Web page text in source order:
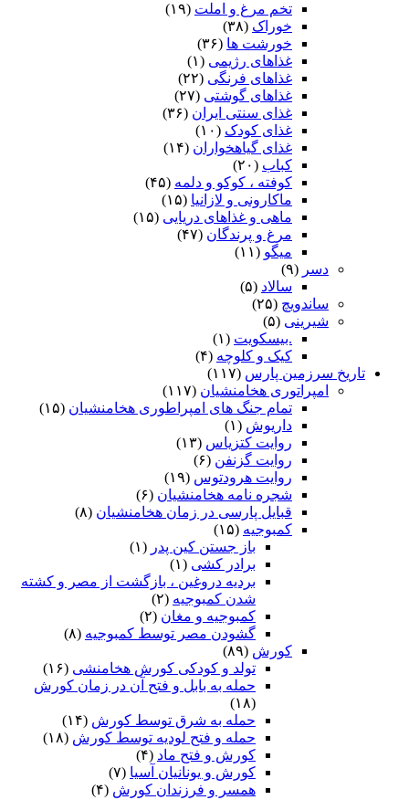
تخم مرغ و املت (۱۹)
خوراک (۳۸)
خورشت ها (۳۶)
غذاهای رژیمی (۱)
غذاهای فرنگی (۲۲)
غذاهای گوشتی (۲۷)
غذای سنتی ایران (۳۶)
غذای کودک (۱۰)
غذای گیاهخواران (۱۴)
کباب (۲۰)
کوفته ، کوکو و دلمه (۴۵)
ماکارونی و لازانیا (۱۵)
ماهی و غذاهای دریایی (۱۵)
مرغ و پرندگان (۴۷)
میگو (۱۱)
دسر (۹)
سالاد (۵)
ساندویچ (۲۵)
شیرینی (۵)
.بیسکویت (۱)
کیک و کلوچه (۴)
تاریخ سرزمین پارس (۱۱۷)
امپراتوری هخامنشیان (۱۱۷)
تمام جنگ های امپراطوری هخامنشیان (۱۵)
داریوش (۱)
روایت کتزیاس (۱۳)
روایت گزنفن (۶)
روایت هرودتوس (۱۹)
شجره نامه هخامنشیان (۶)
قبایل پارسی در زمان هخامنشیان (۸)
کمبوجیه (۱۵)
باز جستن کین پدر (۱)
برادر کشی (۱)
بردیه دروغین ، بازگشت از مصر و کشته
شدن کمبوجیه (۲)
کمبوجیه و مغان (۲)
گشودن مصر توسط کمبوجیه (۸)
کورش (۸۹)
تولد و کودکی کورش هخامنشی (۱۶)
حمله به بابل و فتح آن در زمان کورش
(۱۸)
حمله به شرق توسط کورش (۱۴)
حمله و فتح لودیه توسط کورش (۱۸)
کورش و فتح ماد (۴)
کورش و یونانیان آسیا (۷)
همسر و فرزندان کورش (۴)